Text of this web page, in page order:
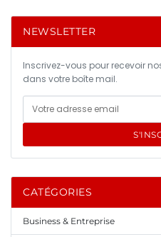
NEWSLETTER
Inscrivez-vous pour recevoir
dans votre boîte mail.
CATÉGORIES
Business & Entreprise